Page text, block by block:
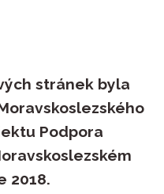
stránek byla
Podpora
2018.